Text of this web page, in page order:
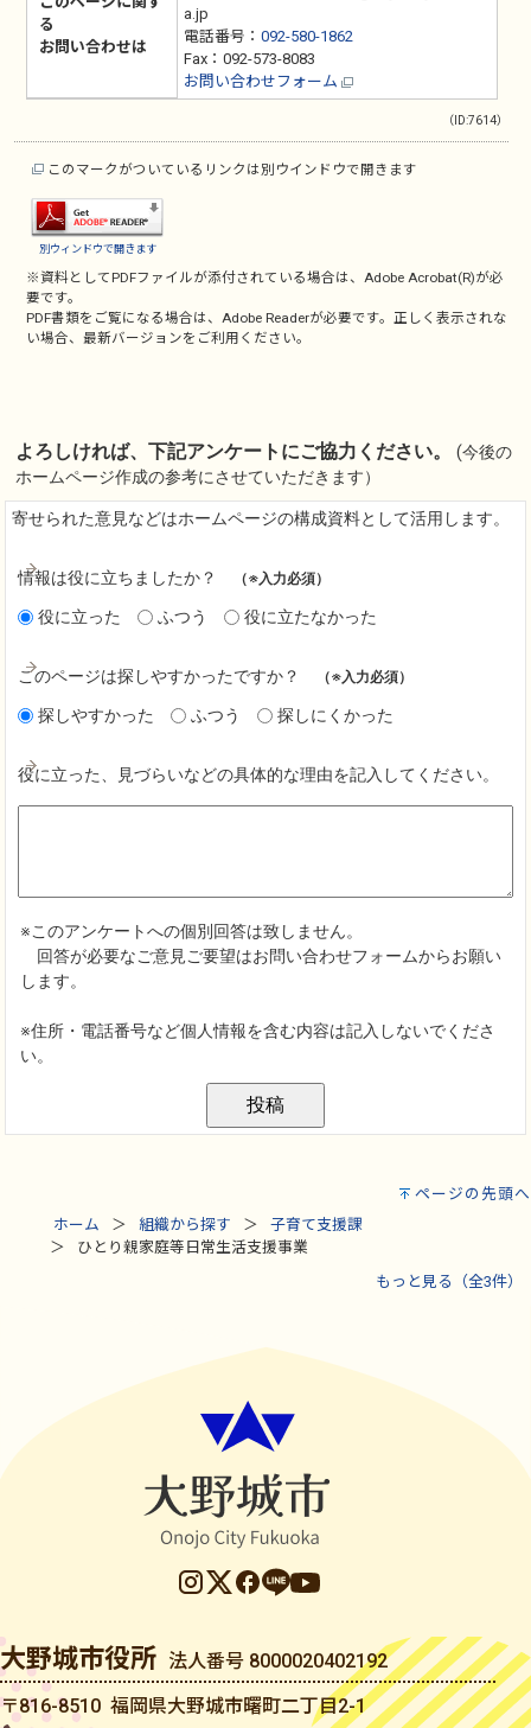
る
お問い合わせは
a.jp
電話番号： 092-580-1862
Fax：092-573-8083
お問い合わせフォーム
（ID:7614）
このマークがついているリンクは別ウインドウで開きます
別ウィンドウで開きます
※資料としてPDFファイルが添付されている場合は、Adobe Acrobat(R)が必
要です。
PDF書類をご覧になる場合は、Adobe Readerが必要です。正しく表示されな
い場合、最新バージョンをご利用ください。
ページの先頭へ
ホーム
組織から探す
子育て支援課
ひとり親家庭等日常生活支援事業
もっと見る（全3件）
大野城市役所 法人番号 8000020402192
〒816-8510 福岡県大野城市曙町二丁目2-1